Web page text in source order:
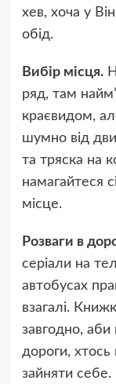
хев, хоча у
обід.
Вибір місця.
ряд, там
краєвидом,
шумно від
та тряска на
намагайтеся
місце.
Розваги в
серіали на
автобусах
взагалі.
завгодно, аби
дороги,
зайняти себе.